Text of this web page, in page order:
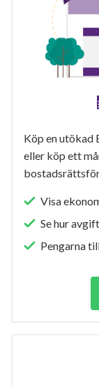
Köp en utökad
eller köp ett
Visa
Se hur
Pengarna